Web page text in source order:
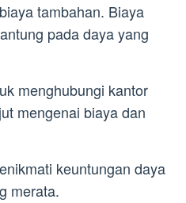
tambahan. Biaya
pada daya yang
menghubungi kantor
mengenai biaya dan
keuntungan daya
merata.